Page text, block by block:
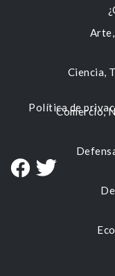
Ciencia,
Comercio,
Política de